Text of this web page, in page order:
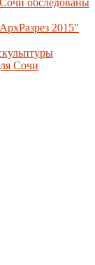
2015″
Сочи